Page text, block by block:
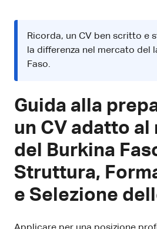
Ricorda, un CV ben scritto e
la differenza nel mercato del
Faso.
Guida alla
un CV adatto al
del Burkina
Struttura,
e Selezione